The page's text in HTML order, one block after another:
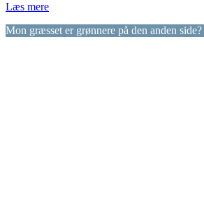
Læs mere
Mon græsset er grønnere på den anden side?